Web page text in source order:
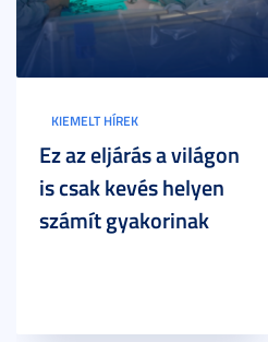
KIEMELT HÍREK
Ez az eljárás a világon
is csak kevés helyen
számít gyakorinak